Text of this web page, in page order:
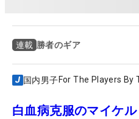
連載 勝者のギア
国内男子For The Players By
白血病克服のマイケ